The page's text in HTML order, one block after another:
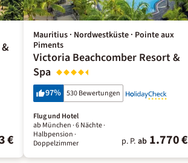
€
Mauritius · Nordwestküste · Pointe aux
Piments
Victoria Beachcomber Resort &
Spa
97% 530 Bewertungen
Flug und Hotel
ab München ·6 Nächte·
Halbpension·
Doppelzimmer
p. P. ab 1.770 €